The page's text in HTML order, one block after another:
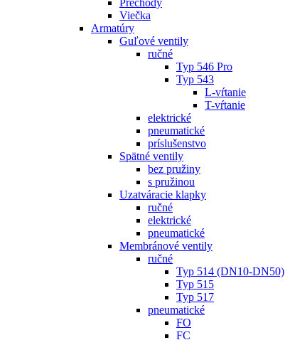
Prechody
Viečka
Armatúry
Guľové ventily
ručné
Typ 546 Pro
Typ 543
L-vŕtanie
T-vŕtanie
elektrické
pneumatické
príslušenstvo
Spätné ventily
bez pružiny
s pružinou
Uzatváracie klapky
ručné
elektrické
pneumatické
Membránové ventily
ručné
Typ 514 (DN10-DN50)
Typ 515
Typ 517
pneumatické
FO
FC